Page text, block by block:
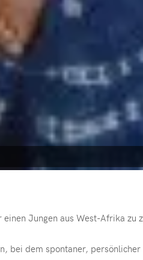
Jungen aus West-Afrika zu
bei dem spontaner,